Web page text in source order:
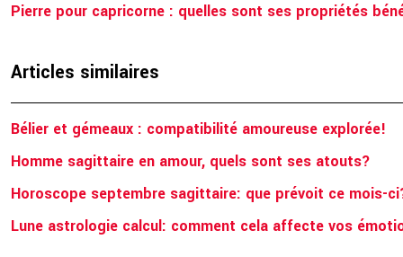
Pierre pour capricorne : quelles sont ses propriétés
Articles similaires
Bélier et gémeaux : compatibilité amoureuse explorée!
Homme sagittaire en amour, quels sont ses atouts?
Horoscope septembre sagittaire: que prévoit ce mois-
Lune astrologie calcul: comment cela affecte vos